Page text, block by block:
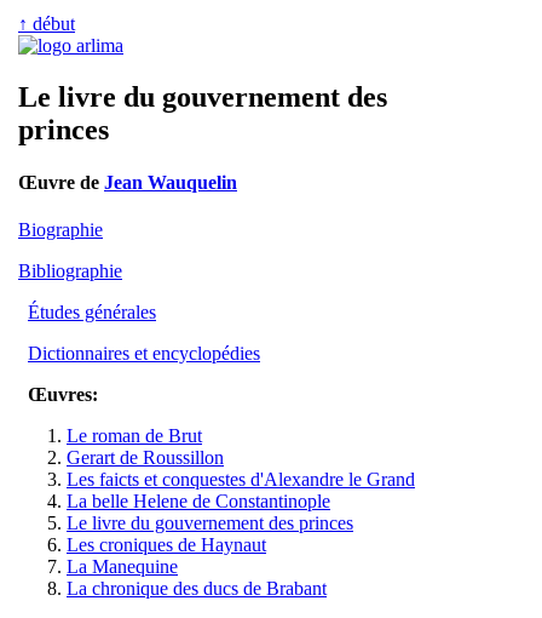
↑ début
Le livre du gouvernement des
princes
Œuvre de Jean Wauquelin
Biographie
Bibliographie
Études générales
Dictionnaires et encyclopédies
Œuvres:
Le roman de Brut
Gerart de Roussillon
Les faicts et conquestes d'Alexandre le Grand
La belle Helene de Constantinople
Le livre du gouvernement des princes
Les croniques de Haynaut
La Manequine
La chronique des ducs de Brabant